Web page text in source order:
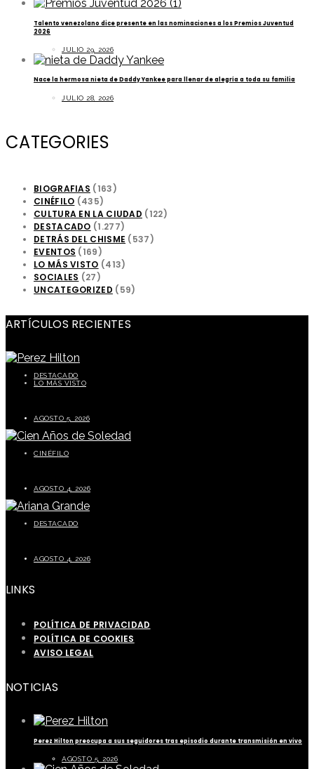
Talento venezolano dice presente en las nominaciones a los Premios Juventud
2026
JULIO 29, 2026
Nace la hermosa nieta de Daddy Yankee para llenar de alegría a toda su familia
JULIO 28, 2026
CATEGORIES
BIOGRAFIAS (163)
CINÉFILO (435)
CULTURA EN LA CIUDAD (122)
DESTACADO (1.277)
DETRÁS DEL CHISME (537)
EVENTOS (169)
LO MÁS VISTO (413)
SOCIALES (27)
UNCATEGORIZED (59)
ARTÍCULOS RECIENTES
DESTACADO
LO MÁS VISTO
AGOSTO 5, 2026
CINÉFILO
AGOSTO 4, 2026
DESTACADO
AGOSTO 4, 2026
LINKS
POLÍTICA DE PRIVACIDAD
POLÍTICA DE COOKIES
AVISO LEGAL
NOTICIAS
Perez Hilton preocupa a sus seguidores tras episodio durante transmisión en vivo
AGOSTO 5, 2026